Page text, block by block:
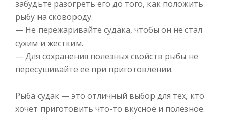
забудьте разогреть его до того, как положить
рыбу на сковороду.
— Не пережаривайте судака, чтобы он не стал
сухим и жестким.
— Для сохранения полезных свойств рыбы не
пересушивайте ее при приготовлении.
Рыба судак — это отличный выбор для тех, кто
хочет приготовить что-то вкусное и полезное.